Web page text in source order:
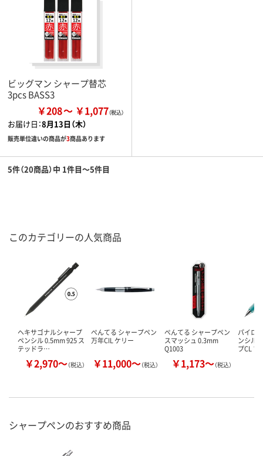
ビッグマン シャープ替芯
3pcs BASS3
￥208 ￥1,077
お届け日：8月13日（木）
販売単位違いの商品が3商品あります
5件（20商品）中 1件目～5件目
このカテゴリーの人気商品
ヘキサゴナルシャープ
ペンシル 0.5mm 925 ス
テッドラ…
￥2,970～（税込）
ぺんてる シャープペン
万年CIL ケリー
￥11,000～（税込）
ぺんてる シャープペン
スマッシュ 0.3mm
Q1003
￥1,173～（税込）
パイロ
ンシル
プCL
シャープペンのおすすめ商品